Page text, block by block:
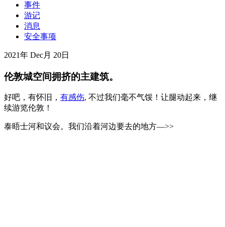
事件
游记
消息
安全事项
2021年 Dec月 20日
伦敦城空间拥挤的主建筑。
好吧，有怀旧， 有感伤, 不过我们毫不气馁！让腿动起来，继
续游览伦敦！
泰晤士河和议会。我们沿着河边要去的地方—>>